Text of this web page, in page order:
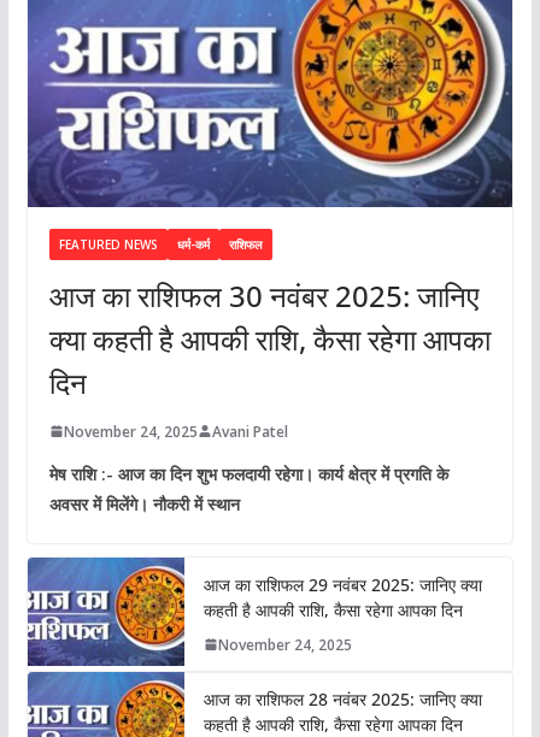
FEATURED NEWS धर्म-कर्म राशिफल
आज का राशिफल 30 नवंबर 2025: जानिए
क्या कहती है आपकी राशि, कैसा रहेगा आपका
दिन
November 24, 2025 Avani Patel
मेष राशि :- आज का दिन शुभ फलदायी रहेगा। कार्य क्षेत्र में प्रगति के
अवसर में मिलेंगे। नौकरी में स्थान
आज का राशिफल 29 नवंबर 2025: जानिए क्या
कहती है आपकी राशि, कैसा रहेगा आपका दिन
November 24, 2025
आज का राशिफल 28 नवंबर 2025: जानिए क्या
कहती है आपकी राशि, कैसा रहेगा आपका दिन